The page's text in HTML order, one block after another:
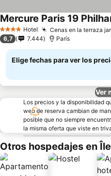
4 EstrellasHotel Cenas en la terraza
Mercure Paris 19
6,7 7.444 París
Elige fechas para ver los
Ver
Los precios y la disponibilidad
web de reserva cambian de
posible que no siempre
la misma oferta que viste en
Otros hospedajes en